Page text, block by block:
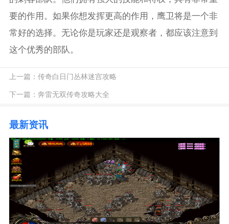
要的作用。如果你想发挥更高的作用，鹰卫将是一个非
常好的选择。无论你是玩家还是观察者，都应该注意到
这个优秀的部队。
上一篇： 传奇白日门丛林迷宫攻略
下一篇： 奔雷无双传奇攻略大全
最新资讯